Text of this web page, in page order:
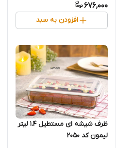
676,000
افزودن به سبد
ظرف شیشه ای مستطیل 1.4 لیتر
لیمون کد 2050